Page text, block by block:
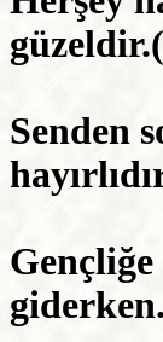
Senden